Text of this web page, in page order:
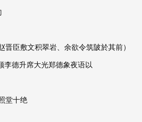
喜严常侍萧给事见访惊斑鬓之什
寄裴给事
晋臣敷文积翠岩、余欲令筑陂於其前）
李德升席大光郑德象夜语以
堂十绝